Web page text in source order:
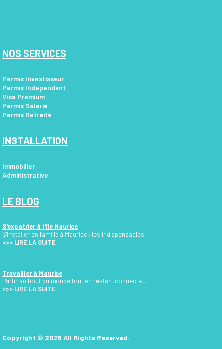
NOS SERVICES
Permis Investisseur
Permis Independant
Visa Premium
Permis Salarié
Permis Retraité
INSTALLATION
Immobilier
Administrative
LE BLOG
S'expatrier à l'île Maurice
S'installer en famille à Maurice : les indispensables…
>>> LIRE LA SUITE
Travailler à Maurice
Partir au bout du monde tout en restant connecté...
>>> LIRE LA SUITE
Copyright © 2026 All Rights Reserved.